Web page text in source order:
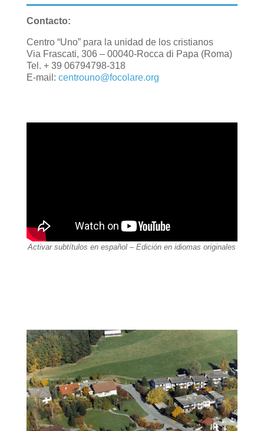
Contacto:
Centro “Uno” para la unidad de los cristianos
Via Frascati, 306 – 00040-Rocca di Papa (Roma)
Tel. + 39 06794798-318
E-mail: centrouno@focolare.org
Activar subtítulos en español – Edición en idiomas originales